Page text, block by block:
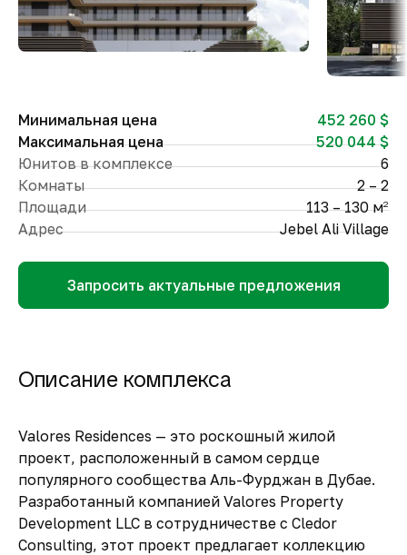
Минимальная цена
452 260 $
Максимальная цена
520 044 $
Юнитов в комплексе
6
Комнаты
2 – 2
Площади
113 – 130 м2
Адрес Jebel Ali Village
Запросить актуальные предложения
Описание комплекса
Valores Residences — это роскошный жилой
проект, расположенный в самом сердце
популярного сообщества Аль-Фурджан в Дубае.
Разработанный компанией Valores Property
Development LLC в сотрудничестве с Cledor
Consulting, этот проект предлагает коллекцию